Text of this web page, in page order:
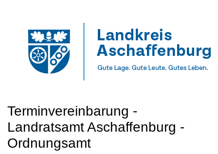
Terminvereinbarung -
Landratsamt Aschaffenburg -
Ordnungsamt